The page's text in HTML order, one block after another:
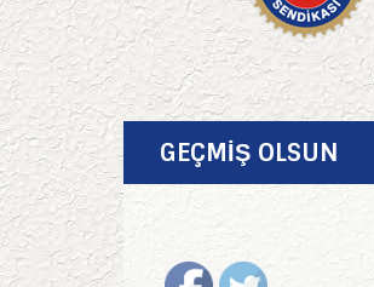
GEÇMİŞ OLSUN